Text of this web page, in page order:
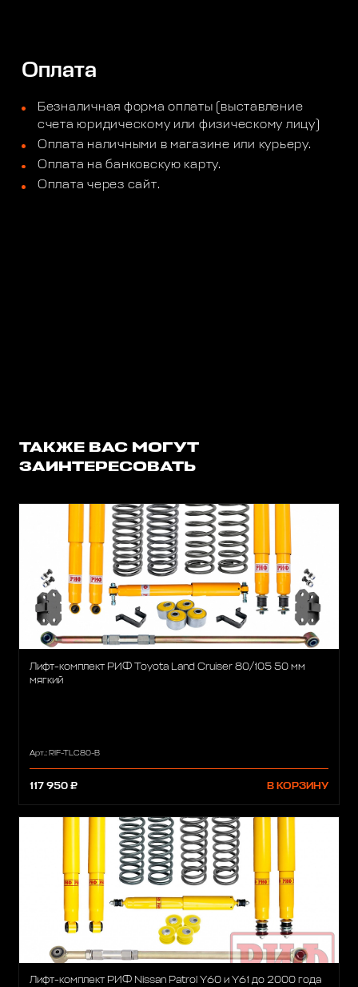
Оплата
Безналичная форма оплаты (выставление
счета юридическому или физическому лицу)
Оплата наличными в магазине или курьеру.
Оплата на банковскую карту.
Оплата через сайт.
ТАКЖЕ ВАС МОГУТ
ЗАИНТЕРЕСОВАТЬ
Лифт-комплект РИФ Toyota Land Cruiser 80/105 50 мм
мягкий
Арт.: RIF-TLC80-B
117 950 ₽ В КОРЗИНУ
Лифт-комплект РИФ Nissan Patrol Y60 и Y61 до 2000 года